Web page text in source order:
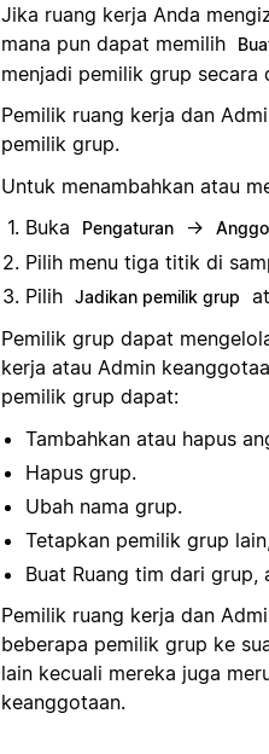
Jika ruang kerja Anda
mana pun dapat memilih
menjadi pemilik grup secara
Pemilik ruang kerja dan
pemilik grup.
Untuk menambahkan atau
Buka
Pengaturan →
Pilih menu tiga titik di
Pilih Jadikan pemilik grup
Pemilik grup dapat
kerja atau Admin
pemilik grup dapat:
Tambahkan atau hapus
Hapus grup.
Ubah nama grup.
Tetapkan pemilik grup
Buat Ruang tim dari grup,
Pemilik ruang kerja dan
beberapa pemilik grup ke
lain kecuali mereka juga
keanggotaan.